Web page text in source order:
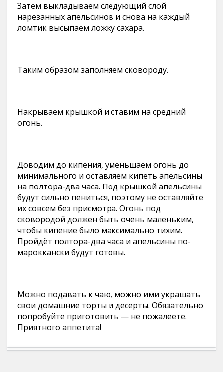
Затем выкладываем следующий слой
нарезанных апельсинов и снова на каждый
ломтик высыпаем ложку сахара.
Таким образом заполняем сковороду.
Накрываем крышкой и ставим на средний
огонь.
Доводим до кипения, уменьшаем огонь до
минимального и оставляем кипеть апельсины
на полтора-два часа. Под крышкой апельсины
будут сильно пениться, поэтому не оставляйте
их совсем без присмотра. Огонь под
сковородой должен быть очень маленьким,
чтобы кипение было максимально тихим.
Пройдёт полтора-два часа и апельсины по-
мароккански будут готовы.
Можно подавать к чаю, можно ими украшать
свои домашние торты и десерты. Обязательно
попробуйте приготовить — не пожалеете.
Приятного аппетита!